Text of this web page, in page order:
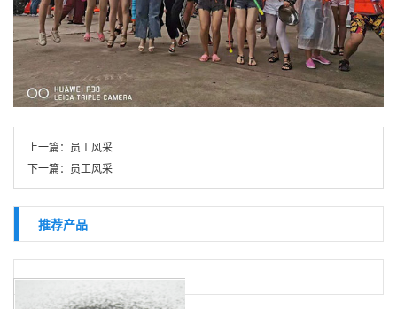
上一篇： 员工风采
下一篇： 员工风采
推荐产品